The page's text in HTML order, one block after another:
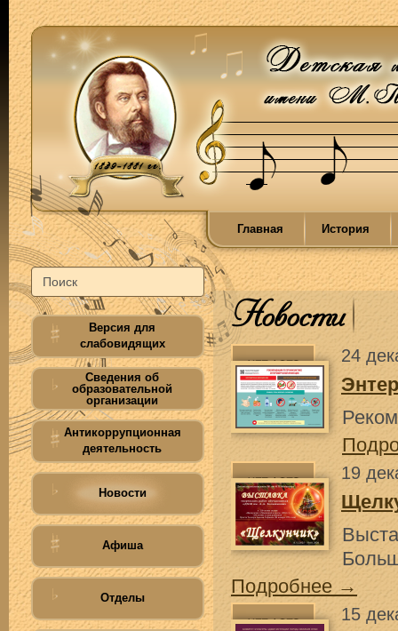
Главная История
Версия для
слабовидящих
Сведения об
образовательной
организации
Антикоррупционная
деятельность
Новости
Афиша
Отделы
Новости
24
19
Подробнее →
15